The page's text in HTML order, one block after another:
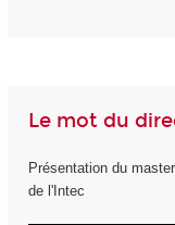
Le mot du
Présentation du
de l'Intec